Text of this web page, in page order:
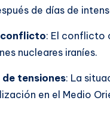
de días de
conflicto: El conflicto
nucleares iraníes.
tensiones: La
en el Medio